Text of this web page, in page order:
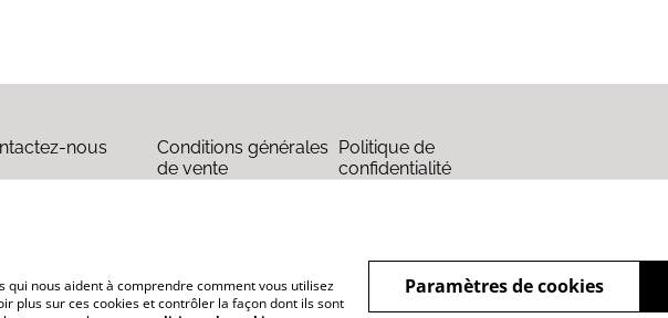
nous
Conditions générales
de vente
Politique de
confidentialité
qui nous aident à comprendre comment vous utilisez
plus sur ces cookies et contrôler la façon dont ils sont
Paramètres de cookies